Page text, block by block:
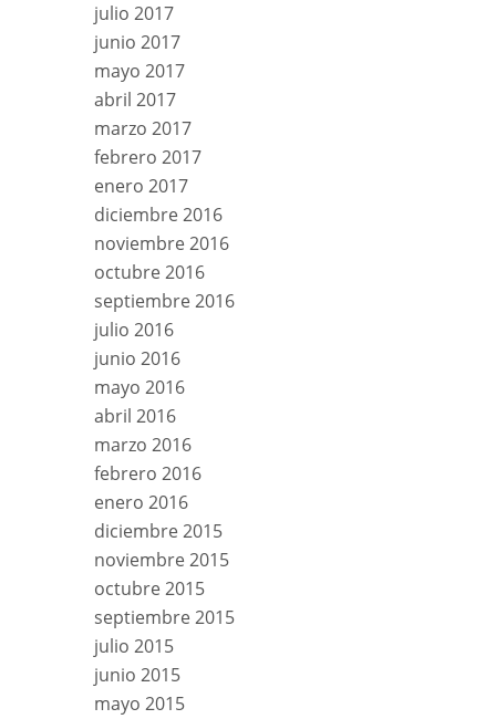
julio 2017
junio 2017
mayo 2017
abril 2017
marzo 2017
febrero 2017
enero 2017
diciembre 2016
noviembre 2016
octubre 2016
septiembre 2016
julio 2016
junio 2016
mayo 2016
abril 2016
marzo 2016
febrero 2016
enero 2016
diciembre 2015
noviembre 2015
octubre 2015
septiembre 2015
julio 2015
junio 2015
mayo 2015